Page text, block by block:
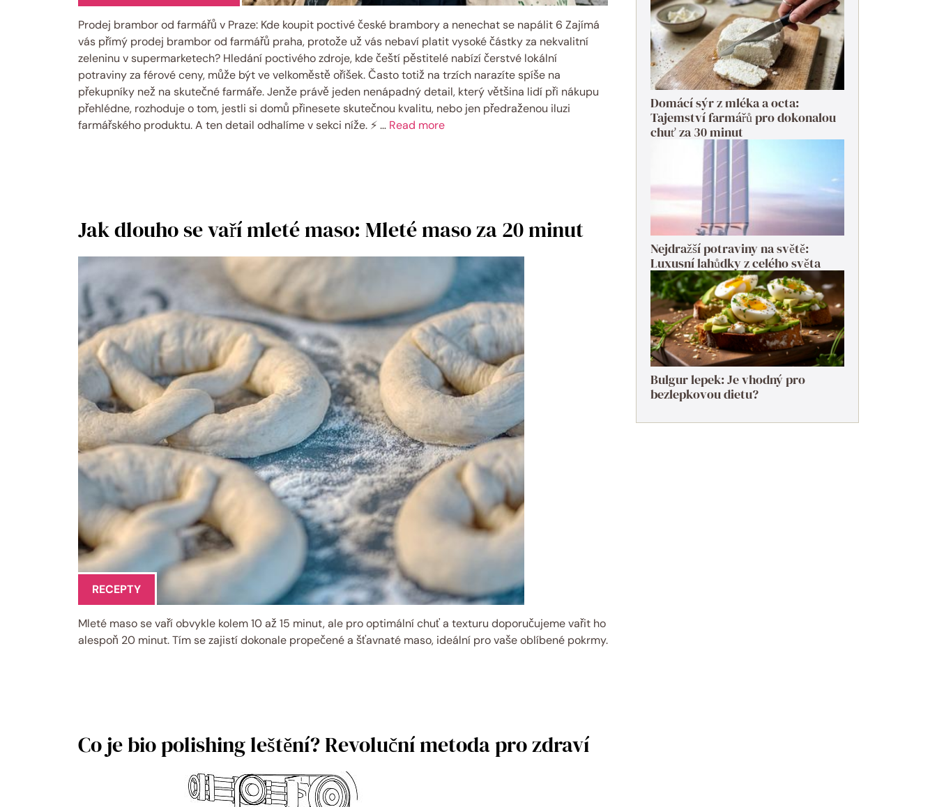
Prodej brambor od farmářů v Praze: Kde koupit poctivé české brambory a nenechat se napálit 6 Zajímá
vás přímý prodej brambor od farmářů praha, protože už vás nebaví platit vysoké částky za nekvalitní
zeleninu v supermarketech? Hledání poctivého zdroje, kde čeští pěstitelé nabízí čerstvé lokální
potraviny za férové ceny, může být ve velkoměstě oříšek. Často totiž na trzích narazíte spíše na
překupníky než na skutečné farmáře. Jenže právě jeden nenápadný detail, který většina lidí při nákupu
přehlédne, rozhoduje o tom, jestli si domů přinesete skutečnou kvalitu, nebo jen předraženou iluzi
farmářského produktu. A ten detail odhalíme v sekci níže. ⚡ … Read more
Jak dlouho se vaří mleté maso: Mleté maso za 20 minut
RECEPTY
Mleté maso se vaří obvykle kolem 10 až 15 minut, ale pro optimální chuť a texturu doporučujeme vařit ho
alespoň 20 minut. Tím se zajistí dokonale propečené a šťavnaté maso, ideální pro vaše oblíbené pokrmy.
Co je bio polishing leštění? Revoluční metoda pro zdraví
Domácí sýr z mléka a octa:
Tajemství farmářů pro dokonalou
chuť za 30 minut
Nejdražší potraviny na světě:
Luxusní lahůdky z celého světa
Bulgur lepek: Je vhodný pro
bezlepkovou dietu?